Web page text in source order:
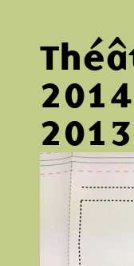
2014
2013